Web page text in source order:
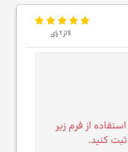
5از 1رای
از فرم زیر
کنید.